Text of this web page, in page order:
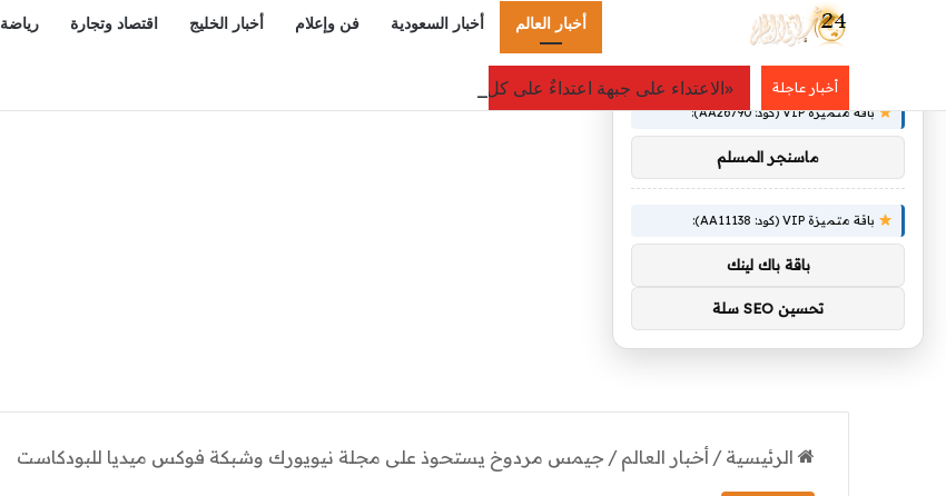
أخبار العالم أخبار السعودية فن وإعلام أخبار الخليج اقتصاد وتجارة رياضة
أخبار عاجلة «الاعتداء على جبهة اعتداءٌ على كل الجبهات».. الجيش اليمني يرد بعمل عسكري واسع ضد مليشيا الحوثي
الرئيسية / أخبار العالم / جيمس مردوخ يستحوذ على مجلة نيويورك وشبكة فوكس ميديا ​​للبودكاست
باقة متميزة VIP (كود: AA26790):
ماسنجر المسلم
باقة متميزة VIP (كود: AA11138):
باقة باك لينك
تحسين SEO سلة